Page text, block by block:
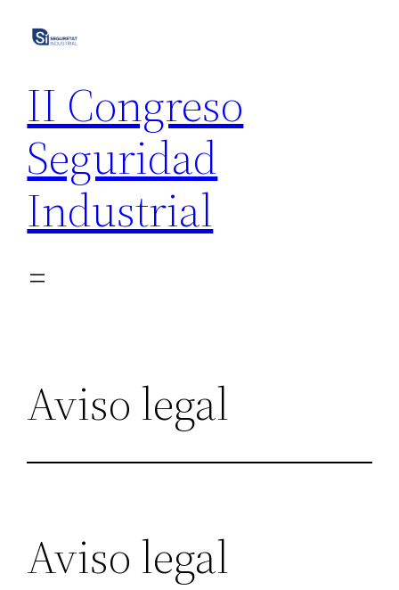
II Congreso
Seguridad
Industrial
Aviso legal
Aviso legal